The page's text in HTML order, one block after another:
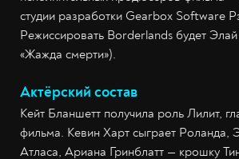
студии разработки Gearbox Software
Режиссировать Borderlands будет Элай
«Жажда смерти»).
Актёрский состав
Кейт Бланшетт получила роль Лилит,
фильма. Кевин Харт сыграет Роланда,
Атласа, Ариана Гринблатт — крошку